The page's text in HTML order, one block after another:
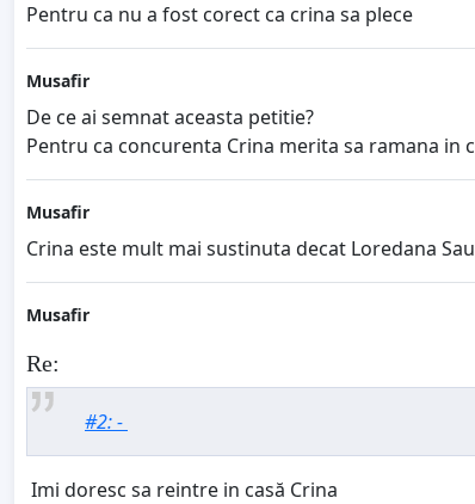
Pentru ca nu a fost corect ca crina sa plece
Musafir
De ce ai semnat aceasta petitie?
Pentru ca concurenta Crina merita sa ramana
Musafir
Crina este mult mai sustinuta decat Loredana
Musafir
Re:
#2: -
Imi doresc sa reintre in casă Crina